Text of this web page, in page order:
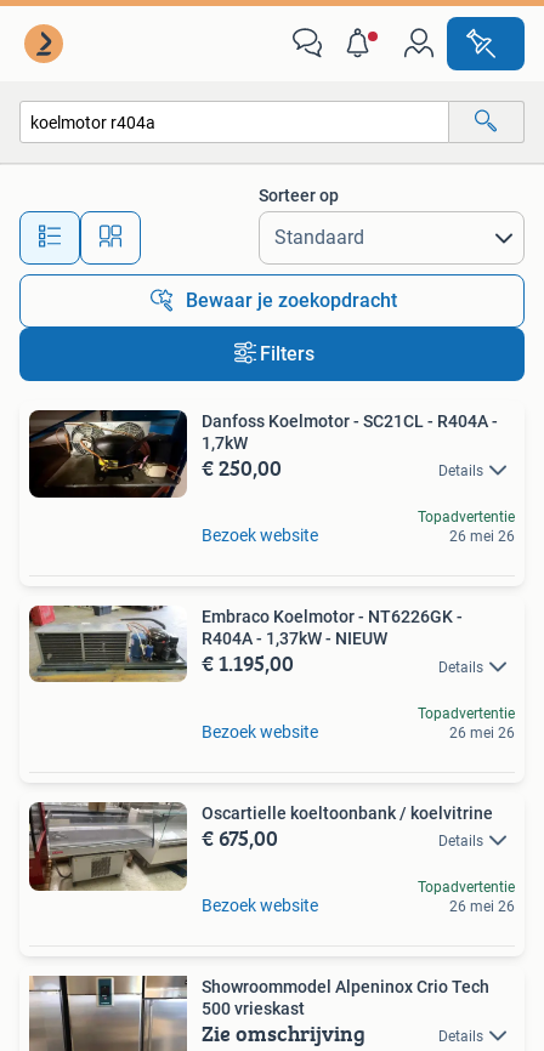
Alle afstanden…
Sorteer op
Bewaar je zoekopdracht
Filters
Danfoss Koelmotor - SC21CL - R404A -
1,7kW
€ 250,00 Details
Bezoek website
Topadvertentie
26 mei 26
Embraco Koelmotor - NT6226GK -
R404A - 1,37kW - NIEUW
€ 1.195,00 Details
Bezoek website
Topadvertentie
26 mei 26
Oscartielle koeltoonbank / koelvitrine
€ 675,00 Details
Bezoek website
Topadvertentie
26 mei 26
Showroommodel Alpeninox Crio Tech
500 vrieskast
Zie omschrijving Details